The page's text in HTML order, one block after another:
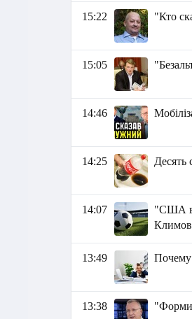
15:22 "Кто
15:05
14:46
14:25 Десять
14:07
"США
13:49 Почему
13:38